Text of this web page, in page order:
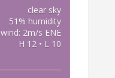
clear sky
51% humidity
wind: 2m/s ENE
H 12 • L 10